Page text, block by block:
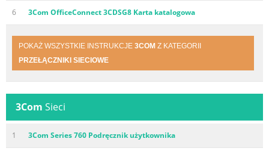
6 3Com OfficeConnect 3CDSG8 Karta katalogowa
POKAŻ WSZYSTKIE INSTRUKCJE 3COM Z KATEGORII
PRZEŁĄCZNIKI SIECIOWE
3Com Sieci
1 3Com Series 760 Podręcznik użytkownika